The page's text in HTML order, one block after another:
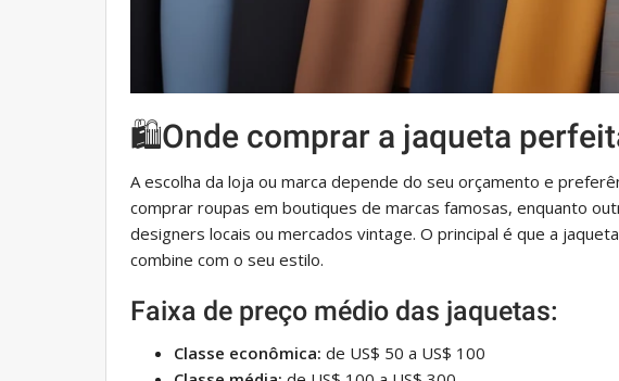
🛍️Onde comprar a jaqueta
A escolha da loja ou marca depende do seu orçamento e
comprar roupas em boutiques de marcas famosas, enquanto
designers locais ou mercados vintage. O principal é que a
combine com o seu estilo.
Faixa de preço médio das jaquetas:
Classe econômica: de US$ 50 a US$ 100